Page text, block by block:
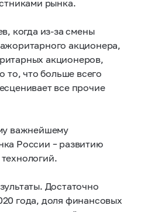
рынка.
когда из-за смены
акционера,
акционеров,
то, что больше всего
все прочие
важнейшему
России – развитию
Достаточно
года, доля финансовых